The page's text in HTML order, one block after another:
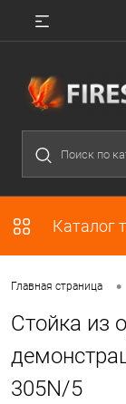
Каталог
Главная страница •
Стойка из
305N/5